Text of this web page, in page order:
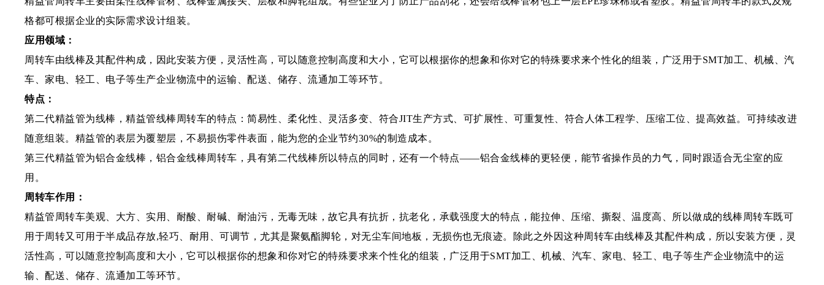
格都可根据企业的实际需求设计组装。
应用领域：
周转车由线棒及其配件构成，因此安装方便，灵活性高，可以随意控制高度和大小，它可以根据你的想象和你对它的特殊要求来个性化的组装，广泛用于SMT加工、机械、汽
车、家电、轻工、电子等生产企业物流中的运输、配送、储存、流通加工等环节。
特点：
第二代精益管为线棒，精益管线棒周转车的特点：简易性、柔化性、灵活多变、符合JIT生产方式、可扩展性、可重复性、符合人体工程学、压缩工位、提高效益。可持续改进
随意组装。精益管的表层为覆塑层，不易损伤零件表面，能为您的企业节约30%的制造成本。
第三代精益管为铝合金线棒，铝合金线棒周转车，具有第二代线棒所以特点的同时，还有一个特点——铝合金线棒的更轻便，能节省操作员的力气，同时跟适合无尘室的应
用。
周转车作用：
精益管周转车美观、大方、实用、耐酸、耐碱、耐油污，无毒无味，故它具有抗折，抗老化，承载强度大的特点，能拉伸、压缩、撕裂、温度高、所以做成的线棒周转车既可
用于周转又可用于半成品存放,轻巧、耐用、可调节，尤其是聚氨酯脚轮，对无尘车间地板，无损伤也无痕迹。除此之外因这种周转车由线棒及其配件构成，所以安装方便，灵
活性高，可以随意控制高度和大小，它可以根据你的想象和你对它的特殊要求来个性化的组装，广泛用于SMT加工、机械、汽车、家电、轻工、电子等生产企业物流中的运
输、配送、储存、流通加工等环节。